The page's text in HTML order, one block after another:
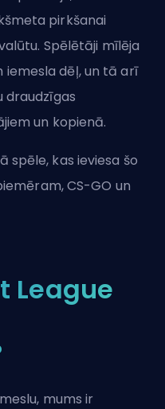
pirkšanai
Spēlētāji mīlēja
dēļ, un tā arī
un kopienā.
spēle, kas ieviesa šo
CS-GO un
League
mums ir